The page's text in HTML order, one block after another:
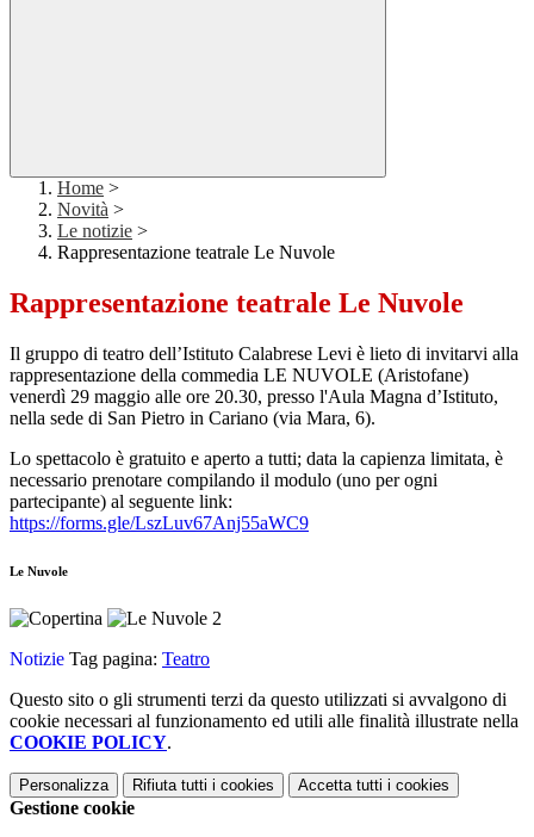
Home >
Novità >
Le notizie >
Rappresentazione teatrale Le Nuvole
Rappresentazione teatrale Le Nuvole
Il gruppo di teatro dell’Istituto Calabrese Levi è lieto di invitarvi alla
rappresentazione della commedia LE NUVOLE (Aristofane)
venerdì 29 maggio alle ore 20.30, presso l'Aula Magna d’Istituto,
nella sede di San Pietro in Cariano (via Mara, 6).
Lo spettacolo è gratuito e aperto a tutti; data la capienza limitata, è
necessario prenotare compilando il modulo (uno per ogni
partecipante) al seguente link:
https://forms.gle/LszLuv67Anj55aWC9
Le Nuvole
Notizie Tag pagina: Teatro
Questo sito o gli strumenti terzi da questo utilizzati si avvalgono di
cookie necessari al funzionamento ed utili alle finalità illustrate nella
COOKIE POLICY.
Personalizza Rifiuta tutti i cookies Accetta tutti i cookies
Gestione cookie